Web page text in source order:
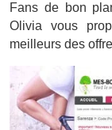
Fans de bon
Olivia vous
meilleurs des